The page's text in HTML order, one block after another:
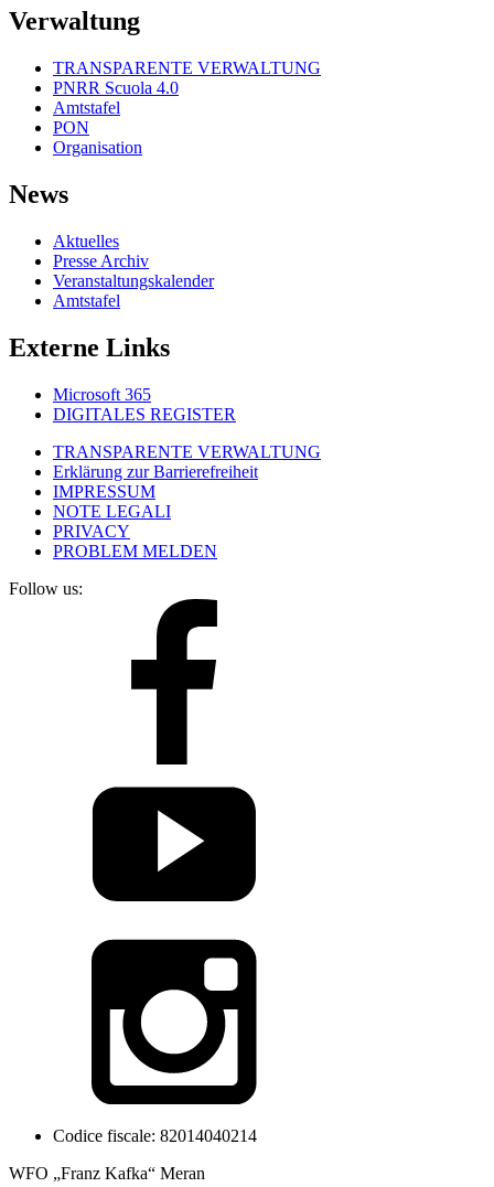
Verwaltung
TRANSPARENTE VERWALTUNG
PNRR Scuola 4.0
Amtstafel
PON
Organisation
News
Aktuelles
Presse Archiv
Veranstaltungskalender
Amtstafel
Externe Links
Microsoft 365
DIGITALES REGISTER
TRANSPARENTE VERWALTUNG
Erklärung zur Barrierefreiheit
IMPRESSUM
NOTE LEGALI
PRIVACY
PROBLEM MELDEN
Follow us:
Codice fiscale: 82014040214
WFO „Franz Kafka“ Meran